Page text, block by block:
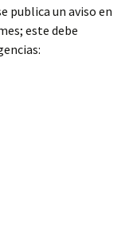
publica un aviso en
este debe